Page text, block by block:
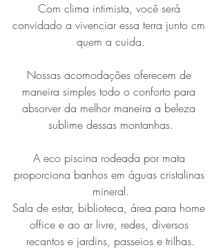
Com clima intimista, você será
convidado a vivenciar essa terra junto cm
quem a cuida.
Nossas acomodações oferecem de
maneira simples todo o conforto para
absorver da melhor maneira a beleza
sublime dessas montanhas.
A eco piscina rodeada por mata
proporciona banhos em águas cristalinas
mineral.
Sala de estar, biblioteca, área para home
office e ao ar livre, redes, diversos
recantos e jardins, passeios e trilhas.